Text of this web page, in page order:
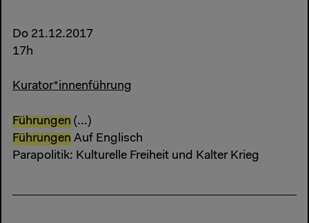
Do 21.12.2017
17h
Kurator*innenführung
Führungen (...)
Führungen Auf Englisch
Parapolitik: Kulturelle Freiheit und Kalter Krieg